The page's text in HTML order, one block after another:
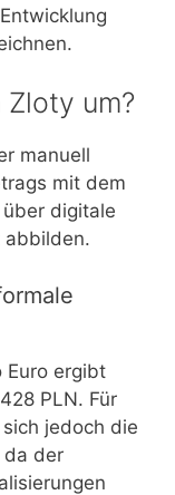
um?
manuell
mit dem
digitale
abbilden.
Euro ergibt
PLN. Für
jedoch die
da der